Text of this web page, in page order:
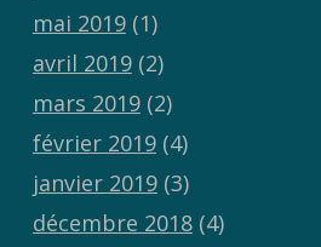
mai 2019(1)
avril 2019(2)
mars 2019(2)
février 2019(4)
janvier 2019(3)
décembre 2018(4)